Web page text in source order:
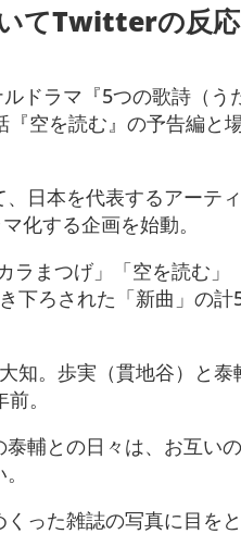
いてTwitterの反応
ドラマ『5つの歌詩（う
『空を読む』の予告編と
日本を代表するアーテ
化する企画を始動。
ラまつげ」「空を読む」
下ろされた「新曲」の計
知。歩実（貫地谷）と泰
。
輔との日々は、お互い
った雑誌の写真に目を